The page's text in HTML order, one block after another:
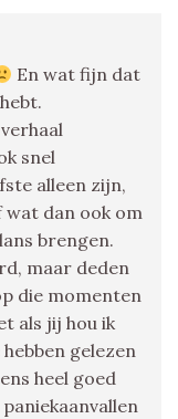
En wat fijn dat
snel
alleen zijn,
wat dan ook om
brengen.
maar deden
die momenten
als jij hou ik
gelezen
heel goed